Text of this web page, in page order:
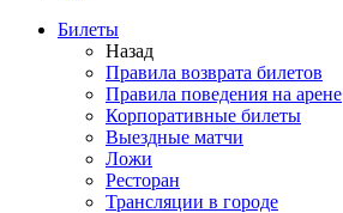
Билеты
Назад
Правила возврата билетов
Правила поведения на арене
Корпоративные билеты
Выездные матчи
Ложи
Ресторан
Трансляции в городе